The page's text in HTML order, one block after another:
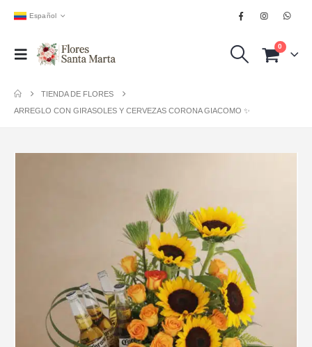
Español
0
TIENDA DE FLORES
ARREGLO CON GIRASOLES Y CERVEZAS CORONA GIACOMO ✨